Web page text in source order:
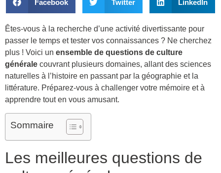
Facebook Twitter LinkedIn
Êtes-vous à la recherche d’une activité divertissante pour
passer le temps et tester vos connaissances ? Ne cherchez
plus ! Voici un ensemble de questions de culture
générale couvrant plusieurs domaines, allant des sciences
naturelles à l’histoire en passant par la géographie et la
littérature. Préparez-vous à challenger votre mémoire et à
apprendre tout en vous amusant.
Sommaire
Les meilleures questions de